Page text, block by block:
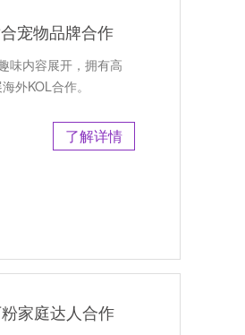
宠物品牌合作
味内容展开，拥有高
外KOL合作。
了解详情
家庭达人合作